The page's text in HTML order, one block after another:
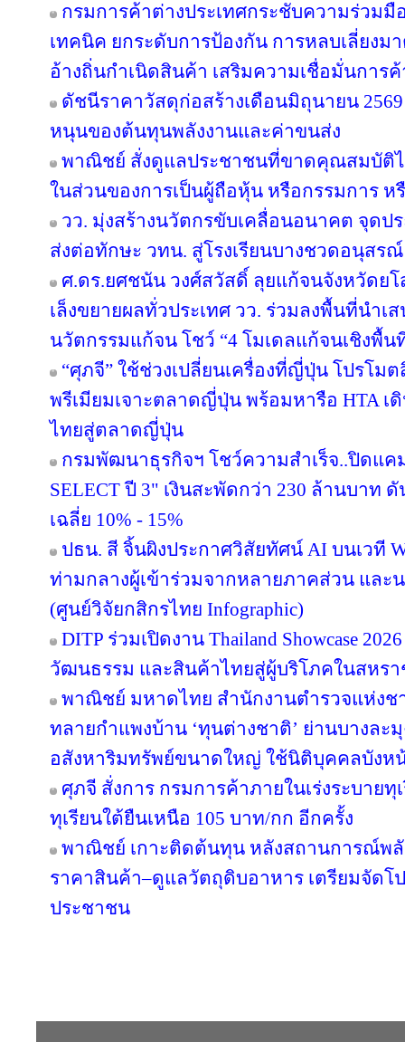
กรมการค้าต่างประเทศกระชับความร่วมมื
เทคนิค ยกระดับการป้องกัน การหลบเลี่ยงม
อ้างถิ่นกำเนิดสินค้า เสริมความเชื่อมั่นการค้
ดัชนีราคาวัสดุก่อสร้างเดือนมิถุนายน
หนุนของต้นทุนพลังงานและค่าขนส่ง
พาณิชย์ สั่งดูแลประชาชนที่ขาดคุณสมบัติ
ในส่วนของการเป็นผู้ถือหุ้น หรือกรรมการ
วว. มุ่งสร้างนวัตกรขับเคลื่อนอนาคต จุดป
ส่งต่อทักษะ วทน. สู่โรงเรียนบางชวดอนุสรณ์
ศ.ดร.ยศชนัน วงศ์สวัสดิ์ ลุยแก้จนจังหวัดย
เล็งขยายผลทั่วประเทศ วว. ร่วมลงพื้นที่นำเ
นวัตกรรมแก้จน โชว์ “4 โมเดลแก้จนเชิงพื้น
“ศุภจี” ใช้ช่วงเปลี่ยนเครื่องที่ญี่ปุ่น โปรโ
พรีเมียมเจาะตลาดญี่ปุ่น พร้อมหารือ HTA
ไทยสู่ตลาดญี่ปุ่น
กรมพัฒนาธุรกิจฯ โชว์ความสำเร็จ..ปิดแค
SELECT ปี 3" เงินสะพัดกว่า 230 ล้านบาท
เฉลี่ย 10% - 15%
ปธน. สี จิ้นผิงประกาศวิสัยทัศน์ AI บนเวที
ท่ามกลางผู้เข้าร่วมจากหลายภาคส่วน และ
(ศูนย์วิจัยกสิกรไทย Infographic)
DITP ร่วมเปิดงาน Thailand Showcase
วัฒนธรรม และสินค้าไทยสู่ผู้บริโภคในสหร
พาณิชย์ มหาดไทย สำนักงานตำรวจแห่ง
ทลายกำแพงบ้าน ‘ทุนต่างชาติ’ ย่านบางละ
อสังหาริมทรัพย์ขนาดใหญ่ ใช้นิติบุคคลบังห
ศุภจี สั่งการ กรมการค้าภายในเร่งระบาย
ทุเรียนใต้ยืนเหนือ 105 บาท/กก อีกครั้ง
พาณิชย์ เกาะติดต้นทุน หลังสถานการณ์พ
ราคาสินค้า–ดูแลวัตถุดิบอาหาร เตรียมจัดโ
ประชาชน